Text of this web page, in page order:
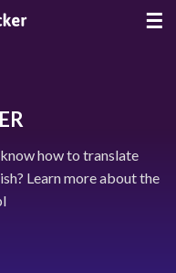
☰
how to translate
Learn more about the